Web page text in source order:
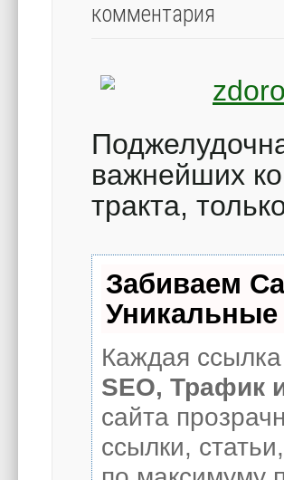
комментария
важнейших
тракта,
Забиваем
Уникальные
Каждая
SEO, Трафик
сайта
ссылки,